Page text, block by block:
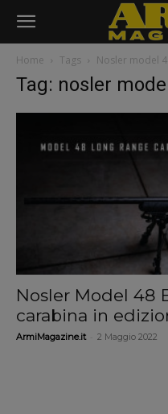
Home Tags Nosler model
Tag: nosler
Nosler Model 48
carabina in
ArmiMagazine.it 2 Maggio 2022